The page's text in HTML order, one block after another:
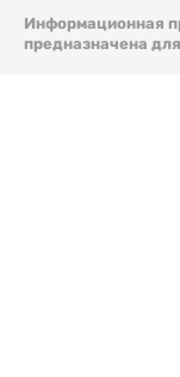
Информационная
предназначена